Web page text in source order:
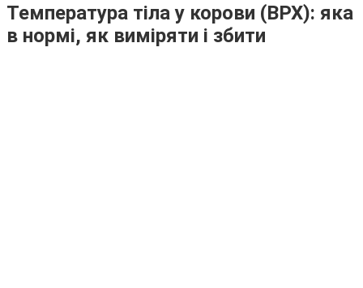
Температура тіла у корови (ВРХ): яка
в нормі, як виміряти і збити